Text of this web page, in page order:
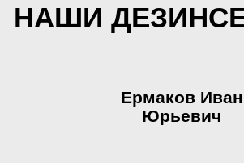
НАШИ
Ермаков Иван
Юрьевич